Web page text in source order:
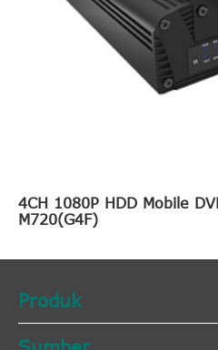
4CH 1080P HDD Mobile
M720(G4F)
Produk